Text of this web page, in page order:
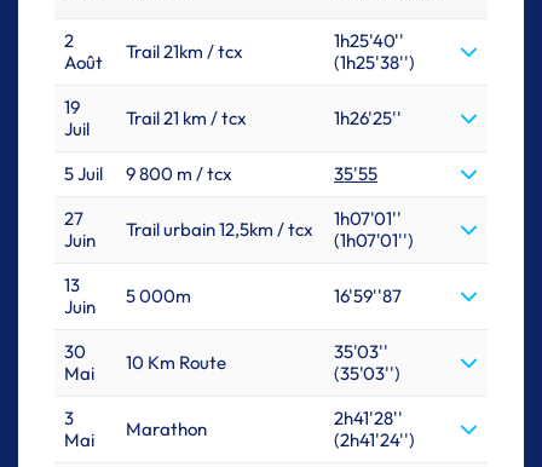
2
Août
Trail 21km / tcx
1h25'40''
(1h25'38'')
19
Juil
Trail 21 km / tcx 1h26'25''
5 Juil 9 800 m / tcx
35'55
27
Juin
Trail urbain 12,5km / tcx
1h07'01''
(1h07'01'')
13
Juin
5 000m 16'59''87
30
Mai
10 Km Route
35'03''
(35'03'')
3
Mai
Marathon
2h41'28''
(2h41'24'')